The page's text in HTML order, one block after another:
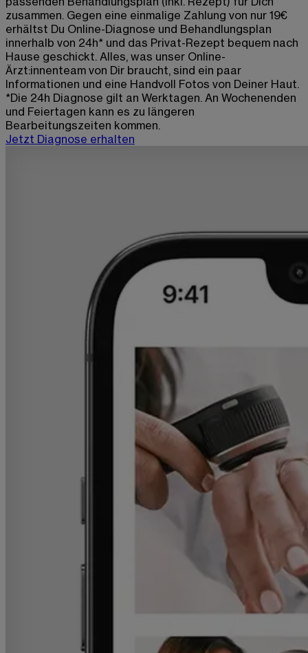
zusammen. Gegen eine einmalige Zahlung von nur 19€
erhältst Du Online-Diagnose und Behandlungsplan
innerhalb von 24h* und das Privat-Rezept bequem nach
Hause geschickt. Alles, was unser Online-
Ärzt:innenteam von Dir braucht, sind ein paar
Informationen und eine Handvoll Fotos von Deiner Haut.
*Die 24h Diagnose gilt an Werktagen. An Wochenenden
und Feiertagen kann es zu längeren
Bearbeitungszeiten kommen.
Jetzt Diagnose erhalten